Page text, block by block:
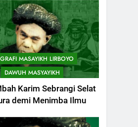
MASAYIKH LIRBOYO
DAWUH MASYAYIKH
Karim Sebrangi Selat
demi Menimba Ilmu
Himasal Semen
Pembangunan
POJOK LIRBOYO